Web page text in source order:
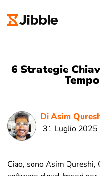
6 Strategie
Di Asim
31 Luglio 2025
Ciao, sono Asim Qureshi,